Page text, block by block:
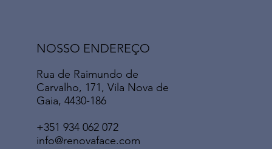
Rua de Raimundo de
Carvalho, 171, Vila Nova de
Gaia, 4430-186
+351 934 062 072
info@renovaface.com
NOSSO ENDEREÇO